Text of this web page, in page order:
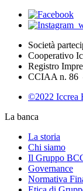
Società
Cooperativo
Registro
CCIAA n. 86
©2022 Iccrea
La banca
La storia
Chi siamo
Il Gruppo
Governance
Normativa